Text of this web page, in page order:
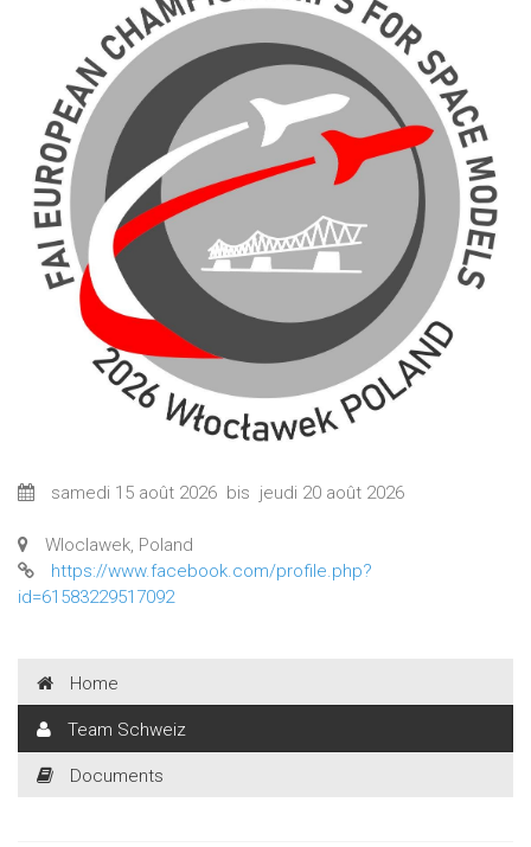
samedi 15 août 2026 bis jeudi 20 août 2026
Wloclawek, Poland
https://www.facebook.com/profile.php?
id=61583229517092
Home
Team Schweiz
Documents